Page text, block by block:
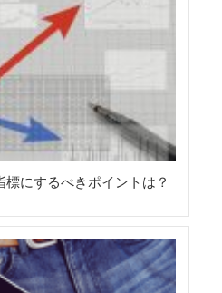
にするべきポイントは？